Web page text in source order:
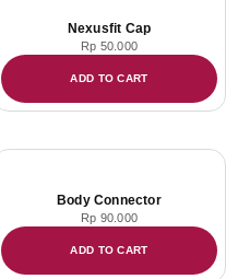
Nexusfit Cap
Rp 50.000
ADD TO CART
Body Connector
Rp 90.000
ADD TO CART